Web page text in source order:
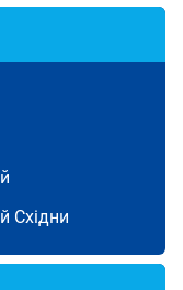
Східни